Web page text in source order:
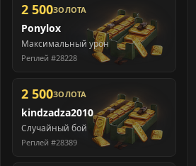
2 500ЗОЛОТА
Ponylox
Максимальный урон
Реплей #28228
2 500ЗОЛОТА
kindzadza2010
Случайный бой
Реплей #28389